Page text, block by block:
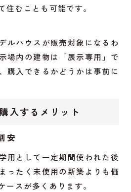
住むことも可能です。
ルハウスが販売対象になるわ
場内の建物は「展示専用」で
購入できるかどうかは事前に
入するメリット
安
用として一定期間使われた後
ったく未使用の新築よりも価
ースが多くあります。